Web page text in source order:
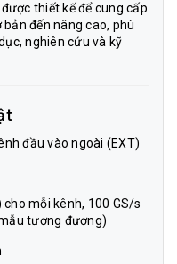
thiết kế để cung cấp
đến nâng cao, phù
nghiên cứu và kỹ
đầu vào ngoài (EXT)
mỗi kênh, 100 GS/s
tương đương)